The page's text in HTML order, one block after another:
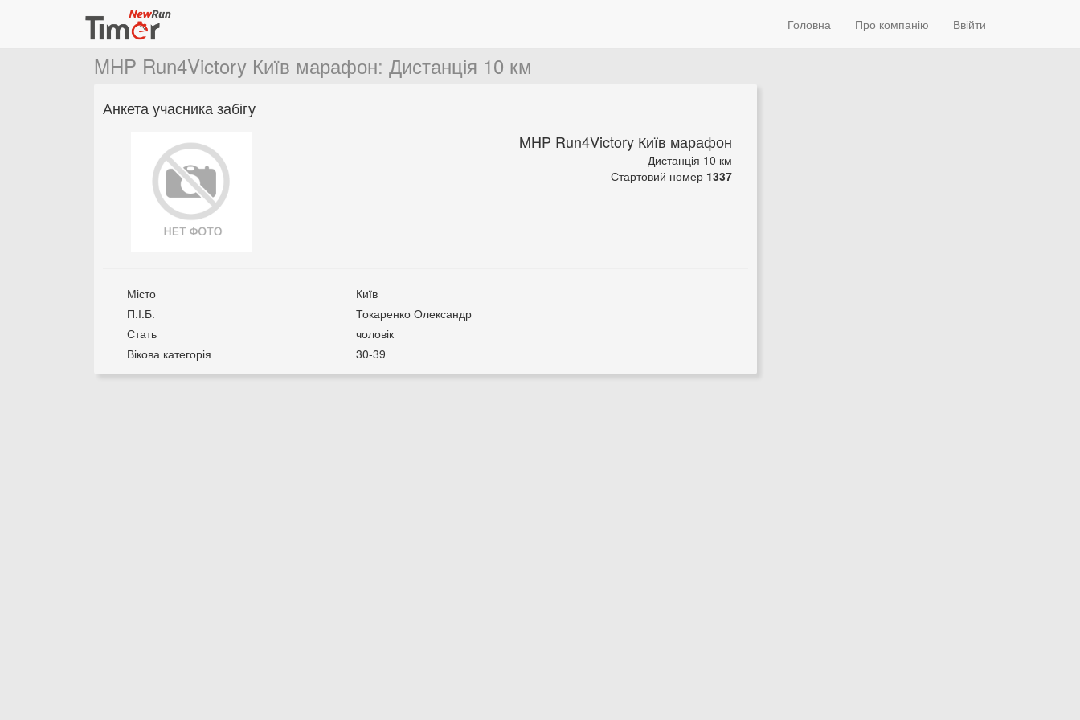
Головна Про компанію Ввійти
MHP Run4Victory Київ марафон: Дистанція 10 км
Анкета учасника забігу
MHP Run4Victory Київ марафон
Дистанція 10 км
Стартовий номер 1337
Місто
Київ
П.І.Б.
Токаренко Олександр
Стать
чоловік
Вікова категорія
30-39